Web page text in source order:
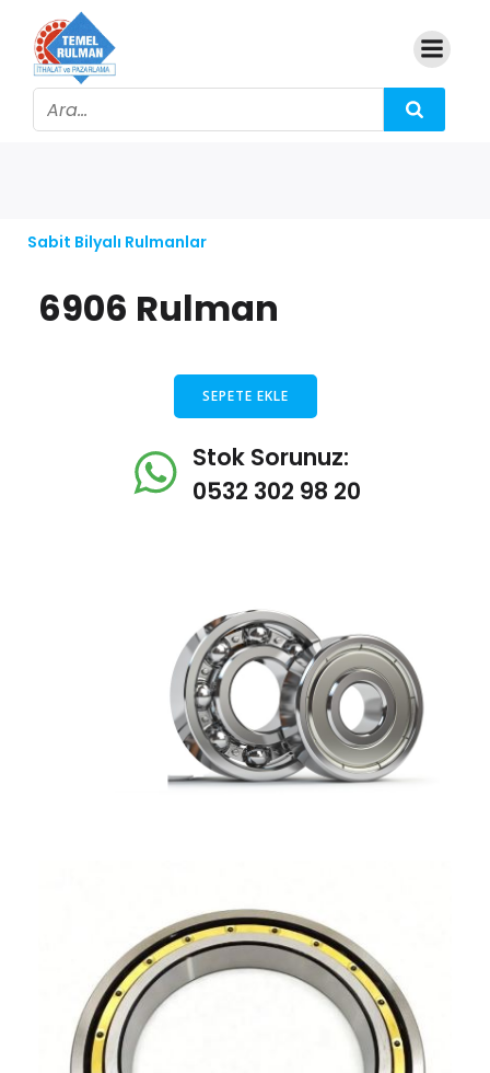
Sabit Bilyalı Rulmanlar
6906 Rulman
SEPETE EKLE
Stok Sorunuz:
0532 302 98 20